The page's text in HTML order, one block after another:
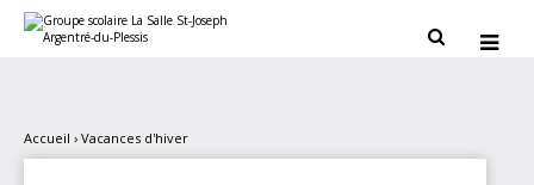
contenu.
personnels
 
Accueil › Vacances d'hiver